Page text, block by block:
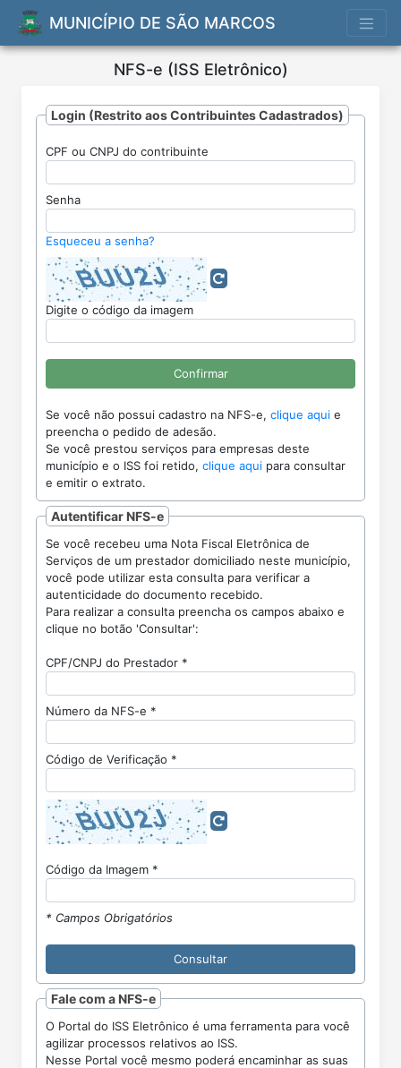
MUNICÍPIO DE SÃO MARCOS
Serviços
NFS-e (ISS Eletrônico)
Login (Restrito aos Contribuintes Cadastrados)
CPF ou CNPJ do contribuinte
Senha
Esqueceu a senha?
Digite o código da imagem
Se você não possui cadastro na NFS-e, clique aqui
preencha o pedido de adesão.
Se você prestou serviços para empresas deste
município e o ISS foi retido, clique aqui para consultar
e emitir o extrato.
Autentificar NFS-e
Se você recebeu uma Nota Fiscal Eletrônica de
Serviços de um prestador domiciliado neste município,
você pode utilizar esta consulta para verificar a
autenticidade do documento recebido.
Para realizar a consulta preencha os campos abaixo e
clique no botão 'Consultar':
CPF/CNPJ do Prestador *
Número da NFS-e *
Código de Verificação *
Código da Imagem *
* Campos Obrigatórios
Fale com a NFS-e
O Portal do ISS Eletrônico é uma ferramenta para você
agilizar processos relativos ao ISS.
Nesse Portal você mesmo poderá encaminhar as suas